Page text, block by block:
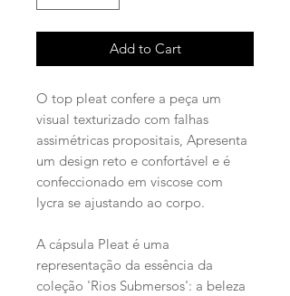
Add to Cart
O top pleat confere a peça um
visual texturizado com falhas
assimétricas propositais, Apresenta
um design reto e confortável e é
confeccionado em viscose com
lycra se ajustando ao corpo.
A cápsula Pleat é uma
representação da essência da
coleção 'Rios Submersos': a beleza